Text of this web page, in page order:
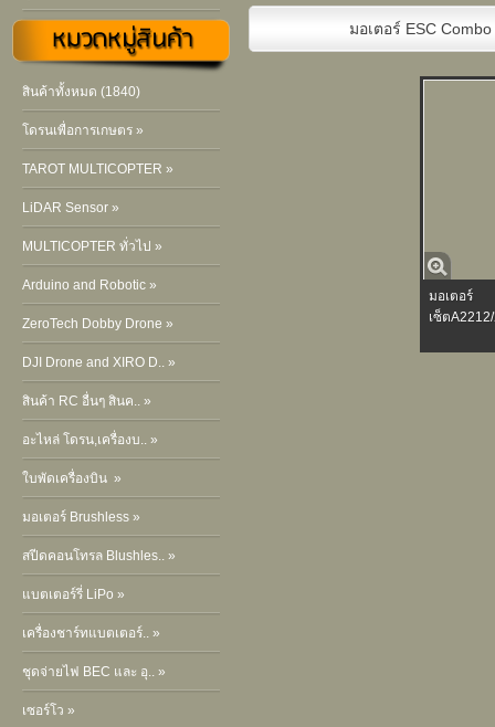
สินค้าทั้งหมด (1840)
โดรนเพื่อการเกษตร »
TAROT MULTICOPTER »
LiDAR Sensor »
MULTICOPTER ทั่วไป »
Arduino and Robotic »
ZeroTech Dobby Drone »
DJI Drone and XIRO D.. »
สินค้า RC อื่นๆ สินค.. »
อะไหล่ โดรน,เครื่องบ.. »
ใบพัดเครื่องบิน »
มอเตอร์ Brushless »
สปีดคอนโทรล Blushles.. »
แบตเตอร์รี่ LiPo »
เครื่องชาร์ทแบตเตอร์.. »
ชุดจ่ายไฟ BEC และ อุ.. »
เซอร์โว »
มอเตอร์ ESC
มอเตอร์
เซ็ต